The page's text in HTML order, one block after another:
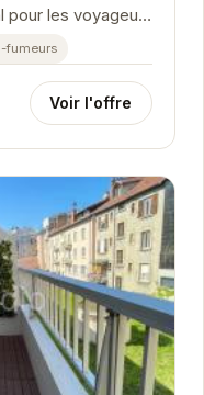
les voyageurs
géographique...
fumeurs
Voir l'offre